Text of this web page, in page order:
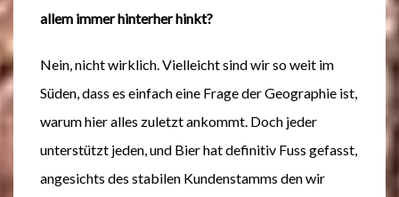
allem immer hinterher hinkt?
Nein, nicht wirklich. Vielleicht sind wir so weit im
Süden, dass es einfach eine Frage der Geographie ist,
warum hier alles zuletzt ankommt. Doch jeder
unterstützt jeden, und Bier hat definitiv Fuss gefasst,
angesichts des stabilen Kundenstamms den wir